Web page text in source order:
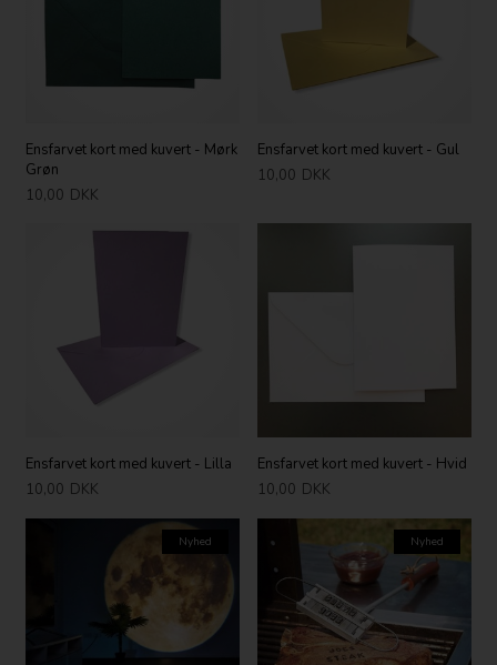
Ensfarvet kort med kuvert - Mørk
Grøn
10,00 DKK
Ensfarvet kort med kuvert - Gul
10,00 DKK
Ensfarvet kort med kuvert - Lilla
10,00 DKK
Ensfarvet kort med kuvert - Hvid
10,00 DKK
Nyhed Nyhed